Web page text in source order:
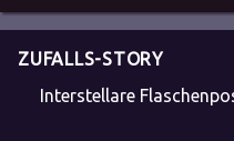
ZUFALLS-STORY
Interstellare